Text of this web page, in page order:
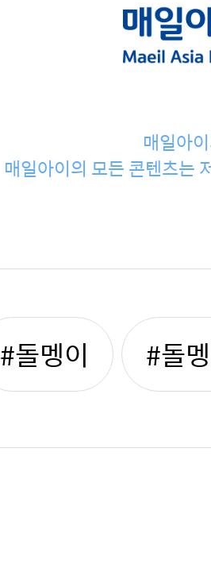
매일아
매일아이의 모든 콘텐츠는
#돌멩이 #돌